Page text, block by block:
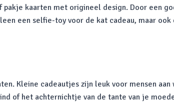
kaarten met origineel design. Door een
een selfie-toy voor de kat cadeau, maar
Kleine cadeautjes zijn leuk voor mensen
of het achternichtje van de tante van je